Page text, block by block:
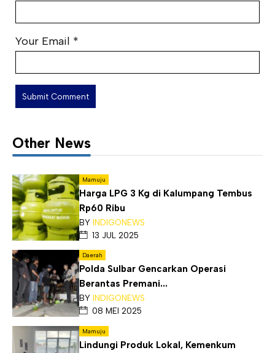
Your Email *
Other News
Mamuju
Harga LPG 3 Kg di Kalumpang Tembus
Rp60 Ribu
BY INDIGONEWS
13 JUL 2025
Daerah
Polda Sulbar Gencarkan Operasi
Berantas Premani...
BY INDIGONEWS
08 MEI 2025
Mamuju
Lindungi Produk Lokal, Kemenkum